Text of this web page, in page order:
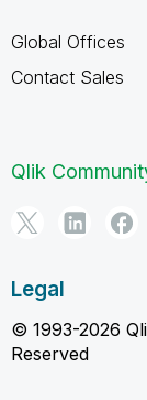
Global Offices
Contact Sales
Qlik
Legal
© 1993-2026
Reserved